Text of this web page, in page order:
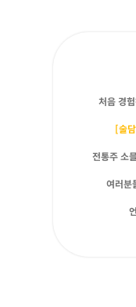
처음 경
[술
전통주 소
여러분